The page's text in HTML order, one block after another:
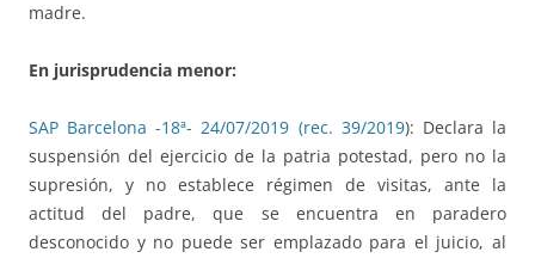
madre.
En jurisprudencia menor:
SAP Barcelona -18ª- 24/07/2019 (rec. 39/2019): Declara la
suspensión del ejercicio de la patria potestad, pero no la
supresión, y no establece régimen de visitas, ante la
actitud del padre, que se encuentra en paradero
desconocido y no puede ser emplazado para el juicio, al